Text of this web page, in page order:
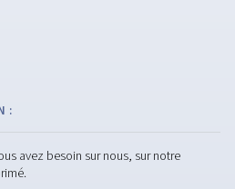
des compresseurs d’air pour
courants tels que la
et les fuites, avec des